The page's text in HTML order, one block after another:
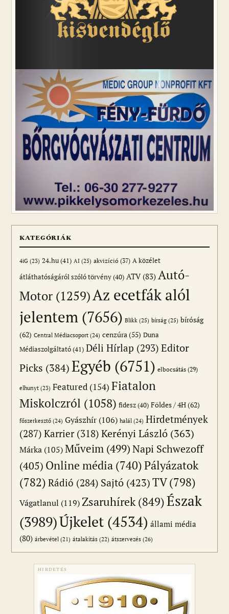
KATEGÓRIÁK
4iG (23) 24.hu(41) AI (25) akvizíció (37) A közélet
átláthatóságáról szóló törvény(40) ATV(83) Autó-
Motor (1259)Az ecetfák alól
jelentem (7656) Blikk (25) bírság (25) bíróság
(62) Central Médiacsoport (24) cenzúra(55) Duna
Médiaszolgáltató(41) Déli Hírlap (293) Editor
Picks (384)Egyéb (6751) elbocsátás (29)
elhunyt (23) Featured (154) Fiatalon
Miskolczról (1058) fidesz(40) Földes / 4H(62)
főszerkesztő (24) Gyászhír (106) halál (24) Hirdetmények
(287) Karrier(318) Kerényi László (363)
Márka (105) Műveim (499)Napi Schwezoff
(405) Online média (740)Pályázatok
(782) Rádió (284) Sajtó (423)TV(798)
Vágatlanul (119)Zsaruhírek(849)Észak
(3989)Újkelet (4534) állami média
(80) árbevétel (21) átalakítás (22) átszervezés (26)
HIRDETÉS